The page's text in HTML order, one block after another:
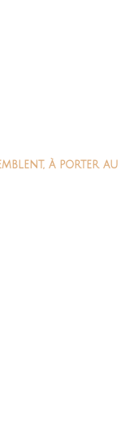
à porter au